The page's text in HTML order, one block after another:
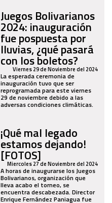
Juegos Bolivarianos
2024: inauguración
fue pospuesta por
lluvias, ¿qué pasará
con los boletos?
Viernes 29 de Noviembre del 2024
La esperada ceremonia de
inauguración tuvo que ser
reprogramada para este viernes
29 de noviembre debido a las
adversas condiciones climáticas.
¡Qué mal legado
estamos dejando!
[FOTOS]
Miercoles 27 de Noviembre del 2024
A horas de inaugurarse los Juegos
Bolivarianos, organización que
lleva acabo el torneo, se
encuentra descabezada. Director
Enrique Fernández Paniagua fue